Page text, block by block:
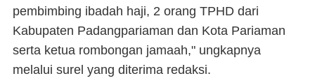
pembimbing ibadah haji, 2 orang TPHD dari
Kabupaten Padangpariaman dan Kota Pariaman
serta ketua rombongan jamaah," ungkapnya
melalui surel yang diterima redaksi.